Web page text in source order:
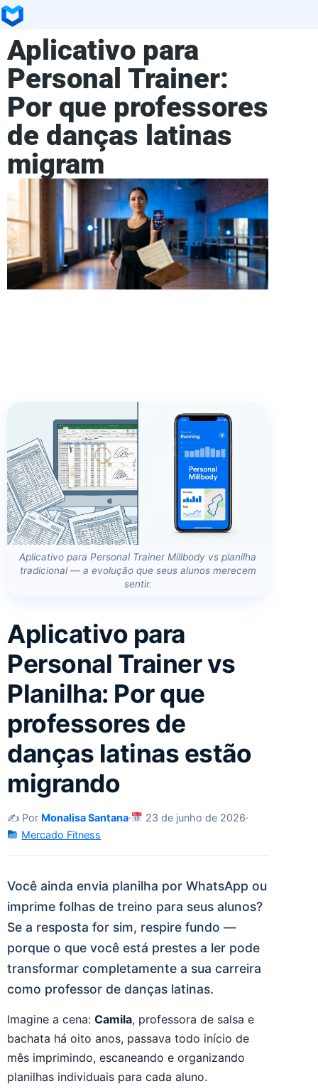
Aplicativo para
Personal Trainer:
Por que professores
de danças latinas
migram
Aplicativo para Personal Trainer Millbody vs planilha
tradicional — a evolução que seus alunos merecem
sentir.
Aplicativo para
Personal Trainer vs
Planilha: Por que
professores de
danças latinas estão
migrando
✍️ Por Monalisa Santana· 23 de junho de 2026·
Mercado Fitness
Você ainda envia planilha por WhatsApp ou
imprime folhas de treino para seus alunos?
Se a resposta for sim, respire fundo —
porque o que você está prestes a ler pode
transformar completamente a sua carreira
como professor de danças latinas.
Imagine a cena: Camila, professora de salsa e
bachata há oito anos, passava todo início de
mês imprimindo, escaneando e organizando
planilhas individuais para cada aluno.